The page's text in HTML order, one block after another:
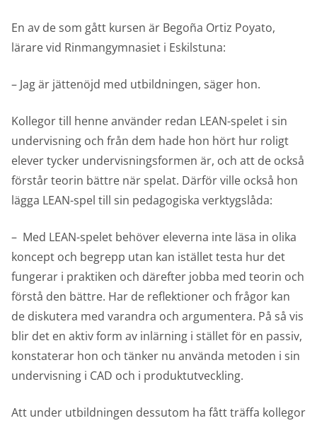
En av de som gått kursen är Begoña Ortiz Poyato,
lärare vid Rinmangymnasiet i Eskilstuna:
– Jag är jättenöjd med utbildningen, säger hon.
Kollegor till henne använder redan LEAN-spelet i sin
undervisning och från dem hade hon hört hur roligt
elever tycker undervisningsformen är, och att de också
förstår teorin bättre när spelat. Därför ville också hon
lägga LEAN-spel till sin pedagogiska verktygslåda:
– Med LEAN-spelet behöver eleverna inte läsa in olika
koncept och begrepp utan kan istället testa hur det
fungerar i praktiken och därefter jobba med teorin och
förstå den bättre. Har de reflektioner och frågor kan
de diskutera med varandra och argumentera. På så vis
blir det en aktiv form av inlärning i stället för en passiv,
konstaterar hon och tänker nu använda metoden i sin
undervisning i CAD och i produktutveckling.
Att under utbildningen dessutom ha fått träffa kollegor